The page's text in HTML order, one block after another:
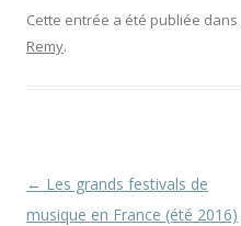
Cette entrée a été publiée dans
Remy.
Navigation
des
← Les grands festivals de
musique en France (été 2016)